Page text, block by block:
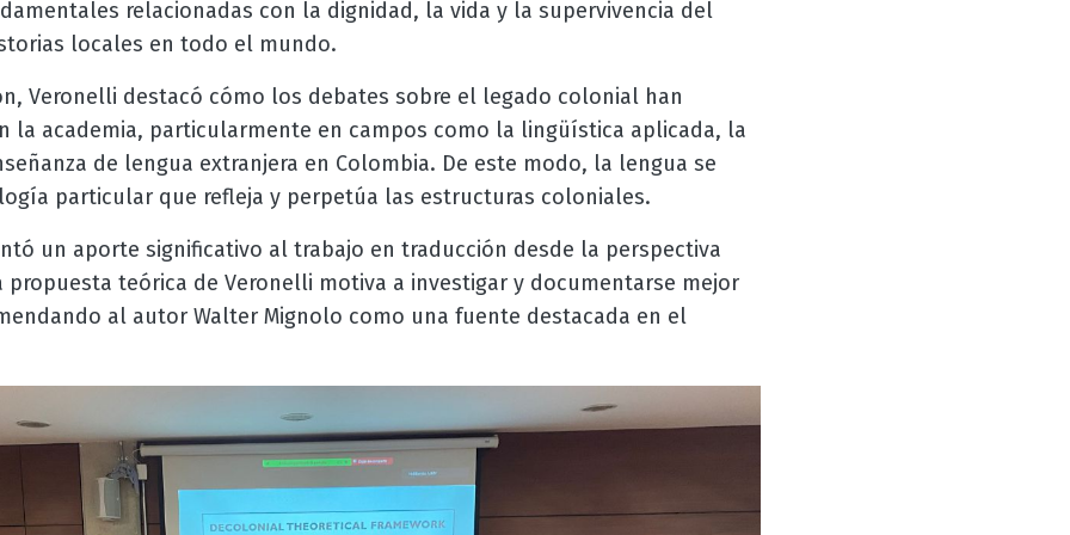
relacionadas con la dignidad, la vida y la supervivencia del
locales en todo el mundo.
Veronelli destacó cómo los debates sobre el legado colonial han
la academia, particularmente en campos como la lingüística aplicada, la
de lengua extranjera en Colombia. De este modo, la lengua se
particular que refleja y perpetúa las estructuras coloniales.
un aporte significativo al trabajo en traducción desde la perspectiva
teórica de Veronelli motiva a investigar y documentarse mejor
al autor Walter Mignolo como una fuente destacada en el